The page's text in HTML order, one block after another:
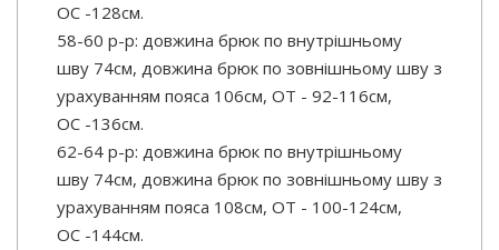
OC -128см.
58-60 р-р: довжина брюк по внутрішньому
шву 74см, довжина брюк по зовнішньому шву з
урахуванням пояса 106см, ОТ - 92-116см,
OC -136см.
62-64 р-р: довжина брюк по внутрішньому
шву 74см, довжина брюк по зовнішньому шву з
урахуванням пояса 108см, ОТ - 100-124см,
OC -144см.